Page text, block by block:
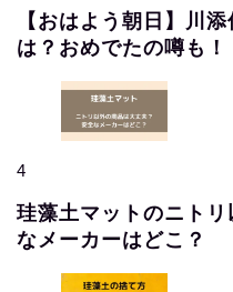
【おはよう朝日】川
は？おめでたの噂も！
4
珪藻土マットのニト
なメーカーはどこ？